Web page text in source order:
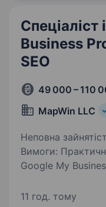
Спеціаліст
Business
SEO
49 000 – 110
MapWin LLC
Неповна
Вимоги: Практичний досвід просування
Google My Business Profile.
Maps. Досвід роботи з компаніями у сфері
11 год. тому